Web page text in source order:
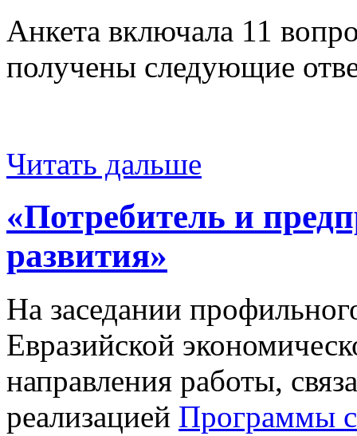
Анкета включала 11
получены следующие
Читать дальше
«Потребитель и
развития»
На заседании
Евразийской
направления работы,
реализацией Программы